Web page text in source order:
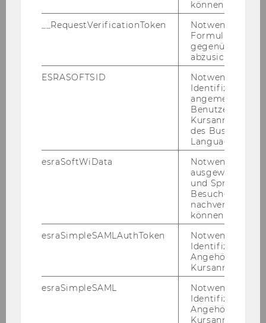
Head of the Institute, Researcher at the
Institute for Cooperation and Cooperatives
andreas.novy[at]wu.ac.at
+43-(0)1- 31336 4778
+43 (0)676 8213 4778
Clive Spash, PhD
können.
__RequestVerificationToken
Notwendig, um
gegenüber
abzusichern.
ESRASOFTSID
Notwendig zur
Identifizierung
angemeldeten
Benutzers im
des Business
Language
esraSoftWiData
Notwendig um
ausgewählte
und
Besuchers
nachverfolgen
können.
esraSimpleSAMLAuthToken
Notwendig zur
Identifizierung
Angehörige/r für
Kursanmeldung.
esraSimpleSAML
Notwendig zur
Identifizierung
Angehörige/r für
Kursanmeldung.